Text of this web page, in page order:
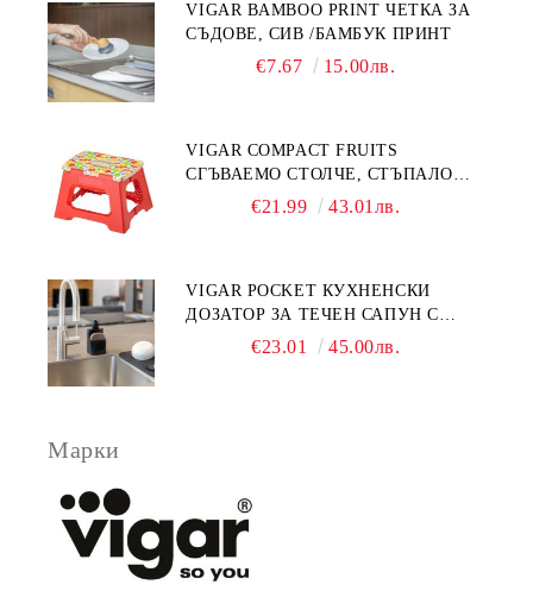
VIGAR BAMBOO PRINT ЧЕТКА ЗА
СЪДОВЕ, СИВ /БАМБУК ПРИНТ
€7.67 15.00лв.
VIGAR COMPACT FRUITS
СГЪВАЕМО СТОЛЧЕ, СТЪПАЛО
23СМ, ПЛОДОВЕ
€21.99 43.01лв.
VIGAR POCKET КУХНЕНСКИ
ДОЗАТОР ЗА ТЕЧЕН САПУН С
МЯСТО ЗА ГЪБА, ЧЕРЕН
€23.01 45.00лв.
Марки